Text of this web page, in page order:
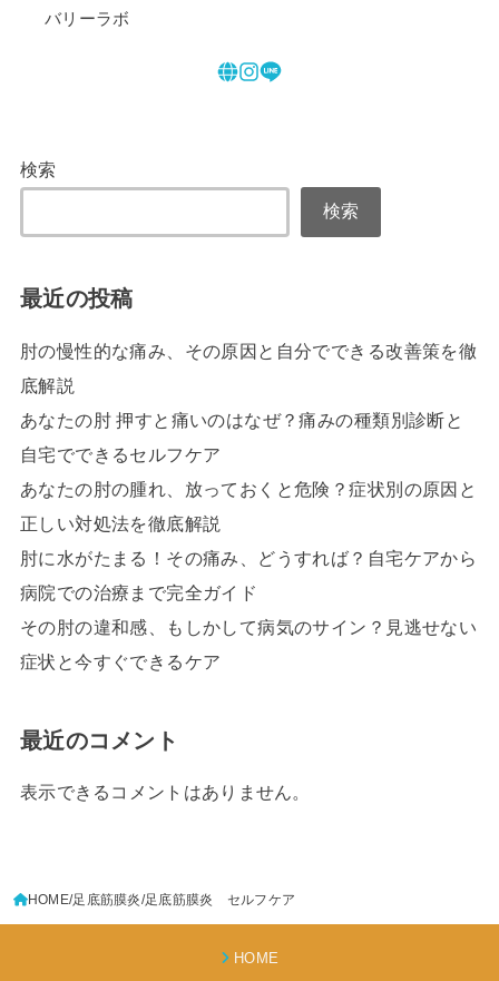
バリーラボ
検索
検索
最近の投稿
肘の慢性的な痛み、その原因と自分でできる改善策を徹
底解説
あなたの肘 押すと痛いのはなぜ？痛みの種類別診断と
自宅でできるセルフケア
あなたの肘の腫れ、放っておくと危険？症状別の原因と
正しい対処法を徹底解説
肘に水がたまる！その痛み、どうすれば？自宅ケアから
病院での治療まで完全ガイド
その肘の違和感、もしかして病気のサイン？見逃せない
症状と今すぐできるケア
最近のコメント
表示できるコメントはありません。
HOME 足底筋膜炎 足底筋膜炎 セルフケア
HOME